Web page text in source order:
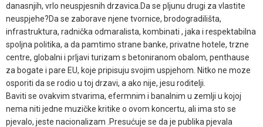
danasnjih, vrlo neuspjesnih drzavica.Da se pljunu drugi za vlastite
neuspjehe?Da se zaborave njene tvornice, brodogradilišta,
infrastruktura, radnička odmaralista, kombinati , jaka i respektabilna
spoljna politika, a da pamtimo strane banke, privatne hotele, trzne
centre, globalni i prljavi turizam s betoniranom obalom, penthause
za bogate i pare EU, koje pripisuju svojim uspjehom. Nitko ne moze
osporiti da se rodio u toj drzavi, a ako nije, jesu roditelji.
Baviti se ovakvim stvarima, efermnim i banalnim u zemlji u kojoj
nema niti jedne muzičke kritike o ovom koncertu, ali ima sto se
pjevalo, jeste nacionalizam .Presućuje se da je publika pjevala